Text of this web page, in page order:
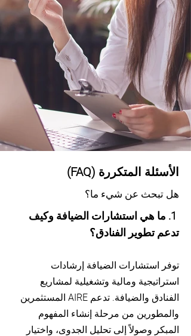
الأسئلة المتكررة (FAQ)
هل تبحث عن شيء ما؟
1. ما هي استشارات الضيافة وكيف
تدعم تطوير الفنادق؟
توفر استشارات الضيافة إرشادات
استراتيجية ومالية وتشغيلية لمشاريع
الفنادق والضيافة. تدعم AIRE المستثمرين
والمطورين من مرحلة إنشاء المفهوم
المبكر وصولاً إلى تحليل الجدوى، واختيار